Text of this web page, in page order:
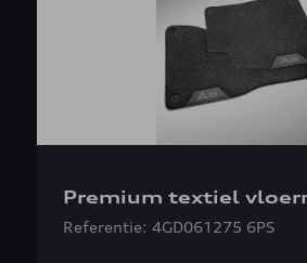
Premium textiel
Referentie: 4GD061275 6PS